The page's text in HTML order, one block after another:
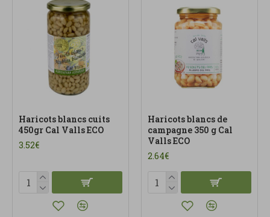
Haricots blancs cuits
450gr Cal Valls ECO
3.52€
Haricots blancs de
campagne 350 g Cal
Valls ECO
2.64€